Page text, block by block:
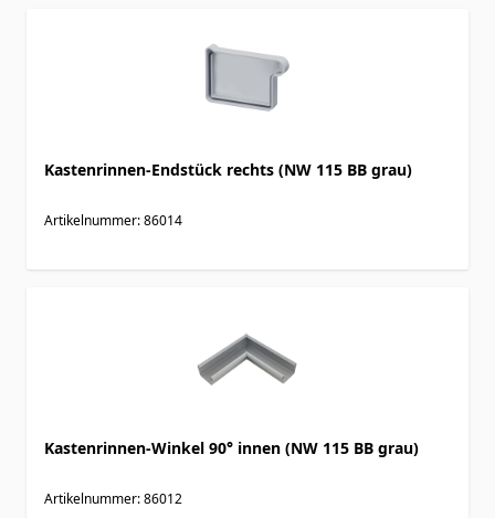
Kastenrinnen-Endstück rechts (NW 115 BB grau)
Artikelnummer: 86014
Kastenrinnen-Winkel 90° innen (NW 115 BB grau)
Artikelnummer: 86012